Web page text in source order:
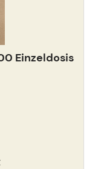
Einzeldosis